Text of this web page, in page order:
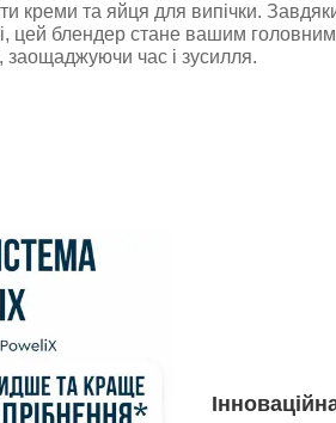
креми та яйця для випічки.
цей блендер стане вашим головним
заощаджуючи час і зусилля.